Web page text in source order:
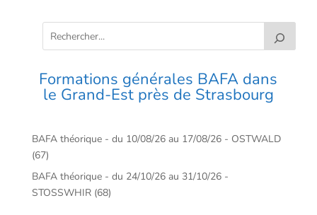
Formations générales BAFA dans
le Grand-Est près de Strasbourg
BAFA théorique - du 10/08/26 au 17/08/26 - OSTWALD
(67)
BAFA théorique - du 24/10/26 au 31/10/26 -
STOSSWHIR (68)